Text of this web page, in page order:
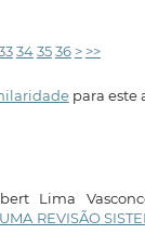
343536 > >>
para este
Lima
REVISÃO